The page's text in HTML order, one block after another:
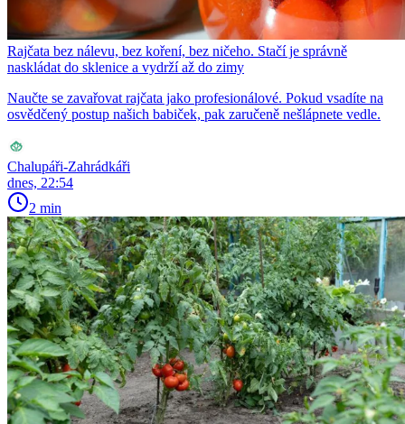
Rajčata bez nálevu, bez koření, bez ničeho. Stačí je správně
naskládat do sklenice a vydrží až do zimy
Naučte se zavařovat rajčata jako profesionálové. Pokud vsadíte na
osvědčený postup našich babiček, pak zaručeně nešlápnete vedle.
Chalupáři-Zahrádkáři
dnes, 22:54
2 min